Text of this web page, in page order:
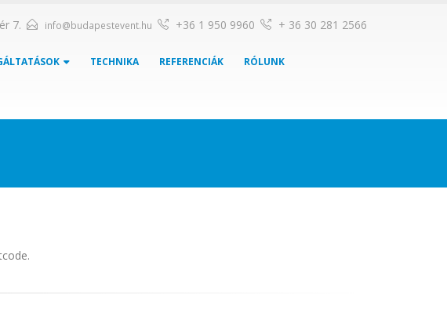
7. info@budapestevent.hu +36 1 950 9960 + 36 30 281 2566
TECHNIKA REFERENCIÁK RÓLUNK